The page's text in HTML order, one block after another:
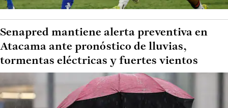
Senapred mantiene alerta preventiva en
Atacama ante pronóstico de lluvias,
tormentas eléctricas y fuertes vientos